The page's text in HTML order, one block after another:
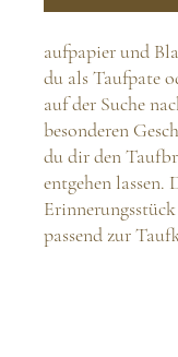
aufpapier und
du als Taufpate
auf der Suche
besonderen
du dir den
entgehen lassen.
passend zur